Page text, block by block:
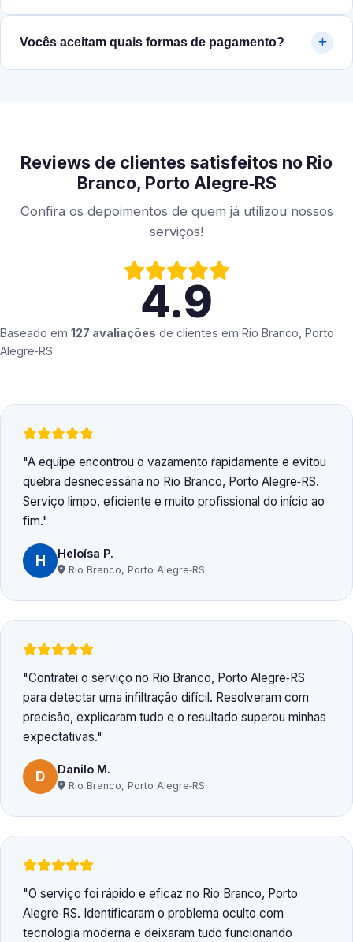
Vocês aceitam quais formas de pagamento?
Reviews de clientes satisfeitos no Rio
Branco, Porto Alegre‑RS
Confira os depoimentos de quem já utilizou nossos
serviços!
4.9
Baseado em 127 avaliações de clientes em Rio Branco, Porto
Alegre‑RS
A equipe encontrou o vazamento rapidamente e evitou
quebra desnecessária no Rio Branco, Porto Alegre‑RS.
Serviço limpo, eficiente e muito profissional do início ao
fim.
H Heloísa P.
Rio Branco, Porto Alegre‑RS
Contratei o serviço no Rio Branco, Porto Alegre‑RS
para detectar uma infiltração difícil. Resolveram com
precisão, explicaram tudo e o resultado superou minhas
expectativas.
D Danilo M.
Rio Branco, Porto Alegre‑RS
O serviço foi rápido e eficaz no Rio Branco, Porto
Alegre‑RS. Identificaram o problema oculto com
tecnologia moderna e deixaram tudo funcionando